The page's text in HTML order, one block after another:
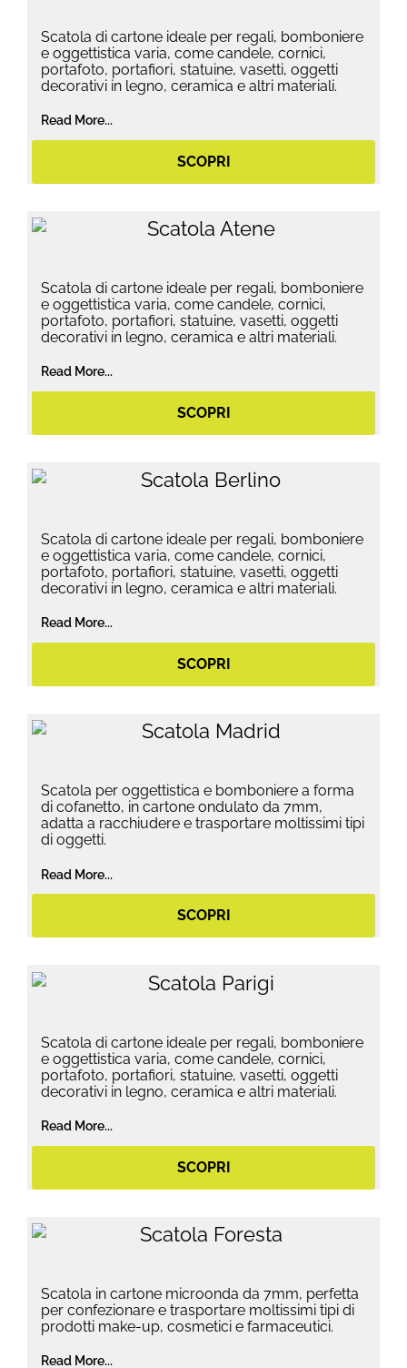
Scatola di cartone ideale per regali, bomboniere
e oggettistica varia, come candele, cornici,
portafoto, portafiori, statuine, vasetti, oggetti
decorativi in legno, ceramica e altri materiali.
Read More...
SCOPRI
Scatola di cartone ideale per regali, bomboniere
e oggettistica varia, come candele, cornici,
portafoto, portafiori, statuine, vasetti, oggetti
decorativi in legno, ceramica e altri materiali.
Read More...
SCOPRI
Scatola di cartone ideale per regali, bomboniere
e oggettistica varia, come candele, cornici,
portafoto, portafiori, statuine, vasetti, oggetti
decorativi in legno, ceramica e altri materiali.
Read More...
SCOPRI
Scatola per oggettistica e bomboniere a forma
di cofanetto, in cartone ondulato da 7mm,
adatta a racchiudere e trasportare moltissimi tipi
di oggetti.
Read More...
SCOPRI
Scatola di cartone ideale per regali, bomboniere
e oggettistica varia, come candele, cornici,
portafoto, portafiori, statuine, vasetti, oggetti
decorativi in legno, ceramica e altri materiali.
Read More...
SCOPRI
Scatola in cartone microonda da 7mm, perfetta
per confezionare e trasportare moltissimi tipi di
prodotti make-up, cosmetici e farmaceutici.
Read More...